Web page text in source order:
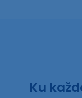
Ku